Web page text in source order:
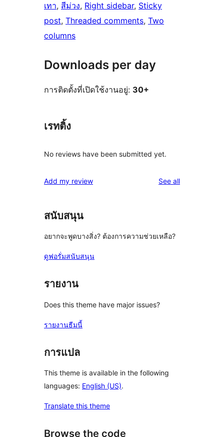
เทา, สีม่วง, Right sidebar, Sticky
post, Threaded comments, Two
columns
Downloads per day
การติดตั้งที่เปิดใช้งานอยู่: 30+
เรทติ้ง
No reviews have been submitted yet.
Add my review See allreviews
สนับสนุน
อยากจะพูดบางสิ่ง? ต้องการความช่วยเหลือ?
ดูฟอรั่มสนับสนุน
รายงาน
Does this theme have major issues?
รายงานธีมนี้
การแปล
This theme is available in the following
languages: English (US).
Translate this theme
Browse the code